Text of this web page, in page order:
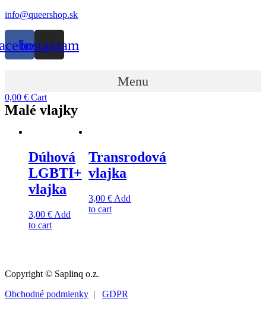
Preskočiť
obsah
info@queershop.sk
Instagram
Menu
0,00 € Cart
Malé vlajky
Dúhová
LGBTI+
vlajka
3,00 € Add
to cart
Transrodová
vlajka
3,00€ Add
to cart
Copyright © Saplinq o.z.
Obchodné podmienky | GDPR